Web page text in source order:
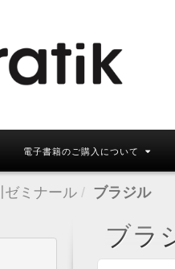
電子書籍のご購入について
ゼミナール ブラジル
ブラ